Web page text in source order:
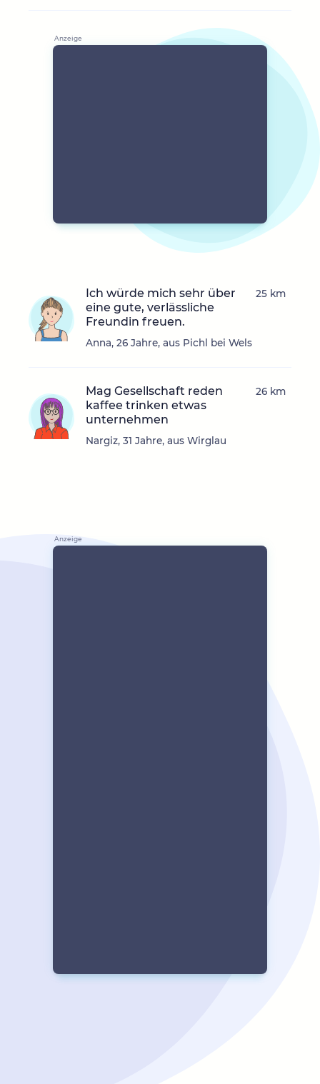
Ich würde mich sehr über
eine gute, verlässliche
Freundin freuen.
Anna, 26 Jahre, aus Pichl bei Wels
25 km
Mag Gesellschaft reden
kaffee trinken etwas
unternehmen
Nargiz, 31 Jahre, aus Wirglau
26 km